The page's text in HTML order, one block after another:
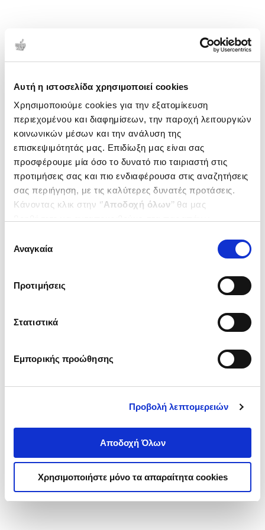
Αυτή η ιστοσελίδα χρησιμοποιεί cookies
Χρησιμοποιούμε cookies για την εξατομίκευση
περιεχομένου και διαφημίσεων, την παροχή λειτουργιών
κοινωνικών μέσων και την ανάλυση της
επισκεψιμότητάς μας. Επιδίωξη μας είναι σας
προσφέρουμε μία όσο το δυνατό πιο ταιριαστή στις
προτιμήσεις σας και πιο ενδιαφέρουσα στις αναζητήσεις
σας περιήγηση, με τις καλύτερες δυνατές προτάσεις.
Κάνοντας κλικ στην ‘’Αποδοχή όλων’’ θα μας
ενδιαφέρουν και να επιλέξετε από τα παρακάτω με την
΄΄και να ενημερωθείτε σχετικά με
συγκατάθεσης
Αναγκαία
Προτιμήσεις
Στατιστικά
Εμπορικής προώθησης
Προβολή λεπτομερειών
Αποδοχή Όλων
Χρησιμοποιήστε μόνο τα απαραίτητα cookies